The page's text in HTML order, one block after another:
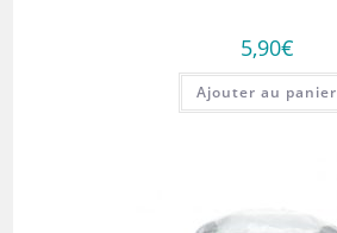
5,90€
Ajouter au panier